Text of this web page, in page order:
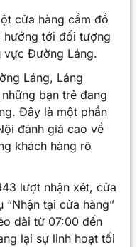
cửa hàng cầm đồ
hướng tới đối tượng
vực Đường Láng.
Láng, Láng
bạn trẻ đang
Đây là một phần
đánh giá cao về
khách hàng rõ
lượt nhận xét, cửa
tại cửa hàng”
dài từ 07:00 đến
lại sự linh hoạt tối